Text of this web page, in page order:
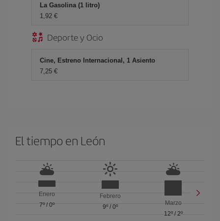
La Gasolina (1 litro)
1,92 €
Deporte y Ocio
Cine, Estreno Internacional, 1 Asiento
7,25 €
El tiempo en León
Enero
7º/ 0º
Febrero
9º/ 0º
Marzo
12º/ 2º